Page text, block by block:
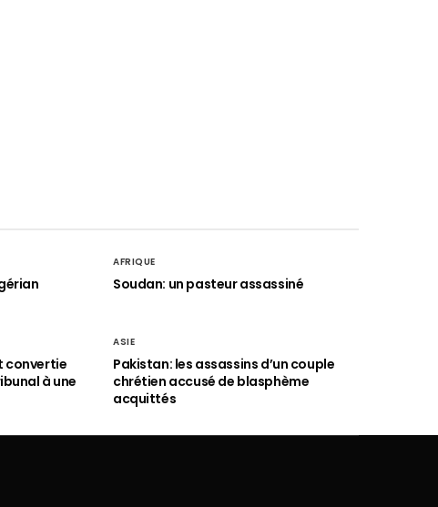
AFRIQUE
Soudan: un pasteur assassiné
convertie
à une
ASIE
Pakistan: les assassins d’un couple
chrétien accusé de blasphème
acquittés